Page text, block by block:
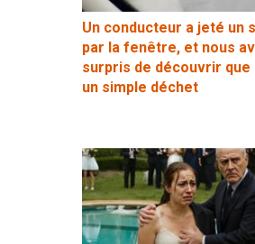
Un conducteur a jeté un
par la fenêtre, et nous
surpris de découvrir que
un simple déchet